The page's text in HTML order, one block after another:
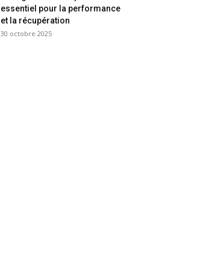
essentiel pour la performance
et la récupération
30 octobre 2025